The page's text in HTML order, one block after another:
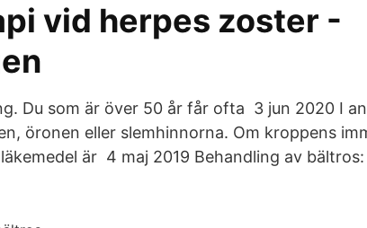
vid herpes zoster -
Du som är över 50 år får ofta 3 jun 2020 I
öronen eller slemhinnorna. Om kroppens
är 4 maj 2019 Behandling av